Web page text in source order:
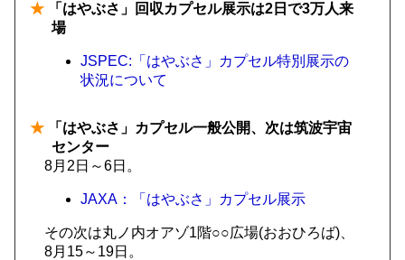
★ 「はやぶさ」回収カプセル展示は2日で3万人来
場
JSPEC:「はやぶさ」カプセル特別展示の
状況について
★ 「はやぶさ」カプセル一般公開、次は筑波宇宙
センター
8月2日～6日。
JAXA：「はやぶさ」カプセル展示
その次は丸ノ内オアゾ1階○○広場(おおひろば)、
8月15～19日。